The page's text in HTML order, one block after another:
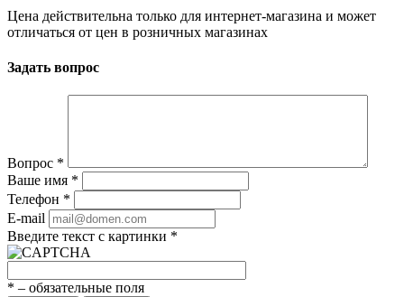
Цена действительна только для интернет-магазина и может
отличаться от цен в розничных магазинах
Задать вопрос
Вопрос *
Ваше имя *
Телефон *
E-mail
Введите текст с картинки *
* – обязательные поля